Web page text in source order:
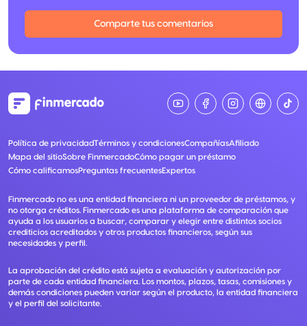
Comparte tus comentarios
Política de privacidadTérminos y condicionesCompañíasAfiliado
Mapa del sitioSobre FinmercadoCómo pagar un préstamo
Cómo calificamosPreguntas frecuentesExpertos
Finmercado no es una entidad financiera ni un proveedor de préstamos, y
no otorga créditos. Finmercado es una plataforma de comparación que
ayuda a los usuarios a buscar, comparar y elegir entre distintos socios
crediticios acreditados y otros productos financieros, según sus
necesidades y perfil.
La aprobación del crédito está sujeta a evaluación y autorización por
parte de cada entidad financiera. Los montos, plazos, tasas, comisiones y
demás condiciones pueden variar según el producto, la entidad financiera
y el perfil del solicitante.